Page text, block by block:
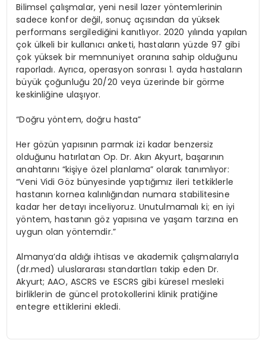
Bilimsel çalışmalar, yeni nesil lazer yöntemlerinin
sadece konfor değil, sonuç açısından da yüksek
performans sergilediğini kanıtlıyor. 2020 yılında yapılan
çok ülkeli bir kullanıcı anketi, hastaların yüzde 97 gibi
çok yüksek bir memnuniyet oranına sahip olduğunu
raporladı. Ayrıca, operasyon sonrası 1. ayda hastaların
büyük çoğunluğu 20/20 veya üzerinde bir görme
keskinliğine ulaşıyor.
“Doğru yöntem, doğru hasta”
Her gözün yapısının parmak izi kadar benzersiz
olduğunu hatırlatan Op. Dr. Akın Akyurt, başarının
anahtarını “kişiye özel planlama” olarak tanımlıyor:
“Veni Vidi Göz bünyesinde yaptığımız ileri tetkiklerle
hastanın kornea kalınlığından numara stabilitesine
kadar her detayı inceliyoruz. Unutulmamalı ki; en iyi
yöntem, hastanın göz yapısına ve yaşam tarzına en
uygun olan yöntemdir.”
Almanya’da aldığı ihtisas ve akademik çalışmalarıyla
(dr.med) uluslararası standartları takip eden Dr.
Akyurt; AAO, ASCRS ve ESCRS gibi küresel mesleki
birliklerin de güncel protokollerini klinik pratiğine
entegre ettiklerini ekledi.